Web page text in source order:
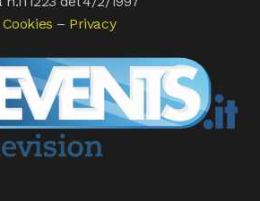
Cookies – Privacy